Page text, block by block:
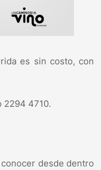
es sin costo, con
2294 4710.
desde dentro